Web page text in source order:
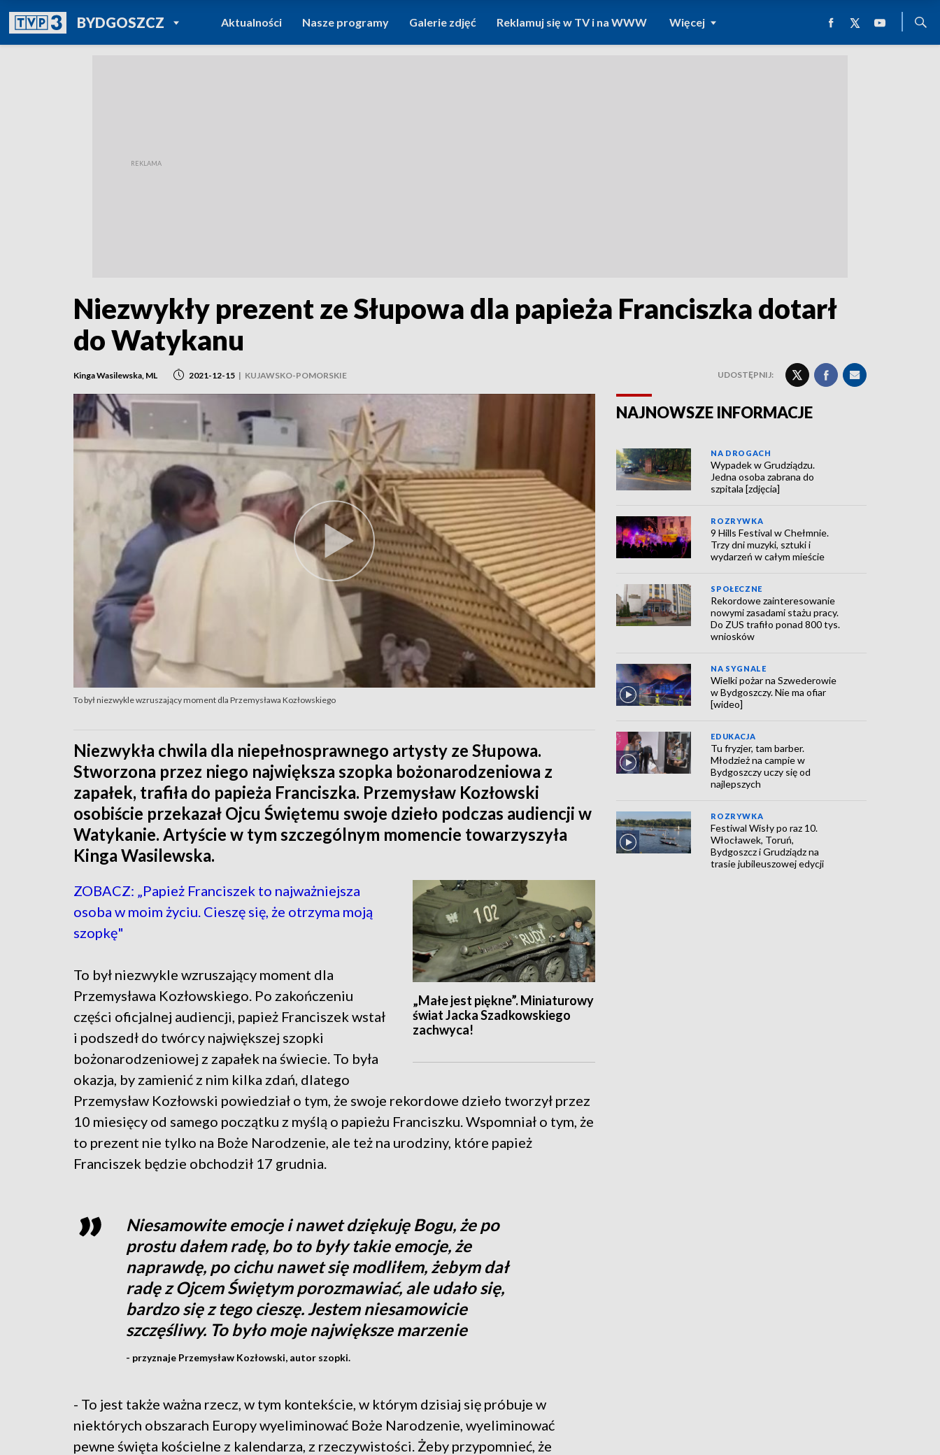
BYDGOSZCZPOWRÓT DO
TVP REGIONY
Aktualności Nasze programy Galerie zdjęć Reklamuj się w TV i na WWW Więcej
Niezwykły prezent ze Słupowa dla papieża Franciszka dotarł
do Watykanu
Kinga Wasilewska, ML 2021-12-15 | KUJAWSKO-POMORSKIE UDOSTĘPNIJ:
To był niezwykle wzruszający moment dla Przemysława Kozłowskiego
Niezwykła chwila dla niepełnosprawnego artysty ze Słupowa.
Stworzona przez niego największa szopka bożonarodzeniowa z
zapałek, trafiła do papieża Franciszka. Przemysław Kozłowski
osobiście przekazał Ojcu Świętemu swoje dzieło podczas audiencji w
Watykanie. Artyście w tym szczególnym momencie towarzyszyła
Kinga Wasilewska.
„Małe jest piękne”. Miniaturowy
świat Jacka Szadkowskiego
zachwyca!
ZOBACZ: „Papież Franciszek to najważniejsza
osoba w moim życiu. Cieszę się, że otrzyma moją
szopkę"
To był niezwykle wzruszający moment dla
Przemysława Kozłowskiego. Po zakończeniu
części oficjalnej audiencji, papież Franciszek wstał
i podszedł do twórcy największej szopki
bożonarodzeniowej z zapałek na świecie. To była
okazja, by zamienić z nim kilka zdań, dlatego
Przemysław Kozłowski powiedział o tym, że swoje rekordowe dzieło tworzył przez
10 miesięcy od samego początku z myślą o papieżu Franciszku. Wspomniał o tym, że
to prezent nie tylko na Boże Narodzenie, ale też na urodziny, które papież
Franciszek będzie obchodził 17 grudnia.
Niesamowite emocje i nawet dziękuję Bogu, że po
prostu dałem radę, bo to były takie emocje, że
naprawdę, po cichu nawet się modliłem, żebym dał
radę z Ojcem Świętym porozmawiać, ale udało się,
bardzo się z tego cieszę. Jestem niesamowicie
szczęśliwy. To było moje największe marzenie
- przyznaje Przemysław Kozłowski, autor szopki.
- To jest także ważna rzecz, w tym kontekście, w którym dzisiaj się próbuje w
niektórych obszarach Europy wyeliminować Boże Narodzenie, wyeliminować
pewne święta kościelne z kalendarza, z rzeczywistości. Żeby przypomnieć, że
NAJNOWSZE INFORMACJE
NA DROGACH
Wypadek w Grudziądzu.
Jedna osoba zabrana do
szpitala [zdjęcia]
ROZRYWKA
9 Hills Festival w Chełmnie.
Trzy dni muzyki, sztuki i
wydarzeń w całym mieście
SPOŁECZNE
Rekordowe zainteresowanie
nowymi zasadami stażu pracy.
Do ZUS trafiło ponad 800 tys.
wniosków
NA SYGNALE
Wielki pożar na Szwederowie
w Bydgoszczy. Nie ma ofiar
[wideo]
EDUKACJA
Tu fryzjer, tam barber.
Młodzież na campie w
Bydgoszczy uczy się od
najlepszych
ROZRYWKA
Festiwal Wisły po raz 10.
Włocławek, Toruń,
Bydgoszcz i Grudziądz na
trasie jubileuszowej edycji